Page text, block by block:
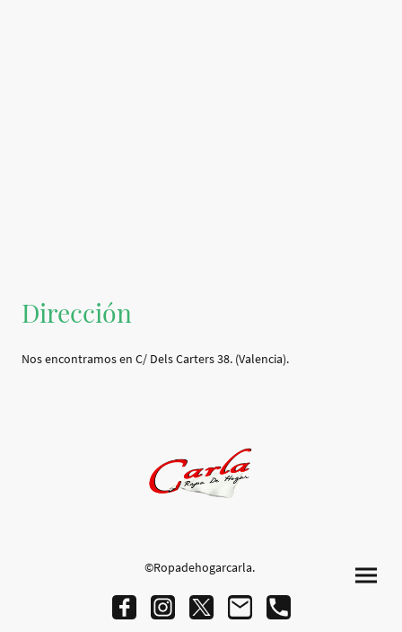
Dirección
Nos encontramos en C/ Dels Carters 38. (Valencia).
©Ropadehogarcarla.